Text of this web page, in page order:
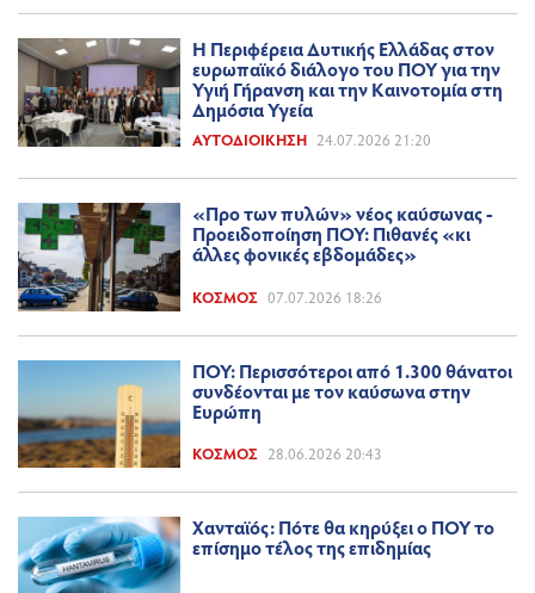
Η Περιφέρεια Δυτικής Ελλάδας στον
ευρωπαϊκό διάλογο του ΠΟΥ για την
Υγιή Γήρανση και την Καινοτομία στη
Δημόσια Υγεία
ΑΥΤΟΔΙΟΊΚΗΣΗ 24.07.2026 21:20
«Προ των πυλών» νέος καύσωνας -
Προειδοποίηση ΠΟΥ: Πιθανές «κι
άλλες φονικές εβδομάδες»
ΚΌΣΜΟΣ 07.07.2026 18:26
ΠΟΥ: Περισσότεροι από 1.300 θάνατοι
συνδέονται με τον καύσωνα στην
Ευρώπη
ΚΌΣΜΟΣ 28.06.2026 20:43
Χανταϊός: Πότε θα κηρύξει ο ΠΟΥ το
επίσημο τέλος της επιδημίας